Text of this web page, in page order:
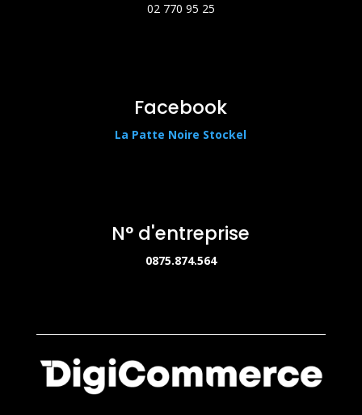
02 770 95 25
Facebook
La Patte Noire Stockel
N° d'entreprise
0875.874.564